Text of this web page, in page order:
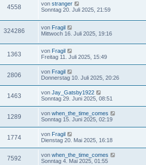
4558 von stranger
Sonntag 20. Juli 2025, 21:59
324286 von Fragil
Mittwoch 16. Juli 2025, 19:16
1363 von Fragil
Freitag 11. Juli 2025, 15:49
2806 von Fragil
Donnerstag 10. Juli 2025, 20:26
1463 von Jay_Gatsby1922
Sonntag 29. Juni 2025, 08:51
1289 von when_the_time_comes
Sonntag 15. Juni 2025, 02:19
1774 von Fragil
Dienstag 20. Mai 2025, 16:18
7592 von when_the_time_comes
Sonntag 4. Mai 2025, 01:55